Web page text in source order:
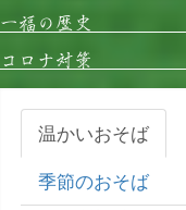
一福の歴史
コロナ対策
温かいおそば
季節のおそば